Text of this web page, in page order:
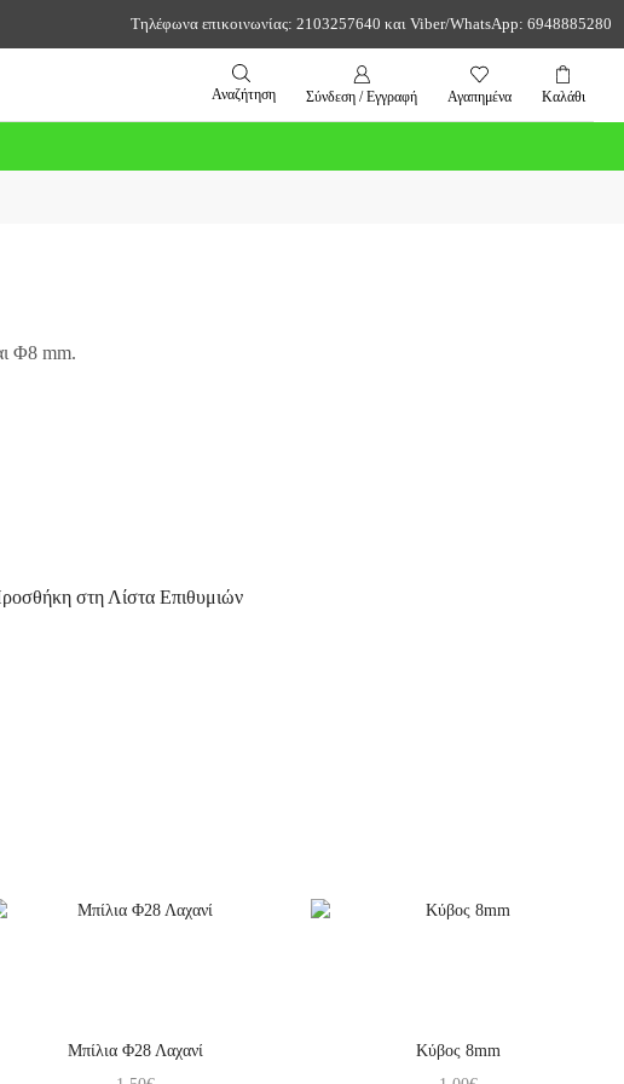
Τηλέφωνα επικοινωνίας: 2103257640 και Viber/WhatsApp: 6948885280
Αναζήτηση Σύνδεση / Εγγραφή Αγαπημένα Καλάθι
Φ8 mm.
στη Λίστα Επιθυμιών
Μπίλια Φ28 Λαχανί
Κύβος 8mm